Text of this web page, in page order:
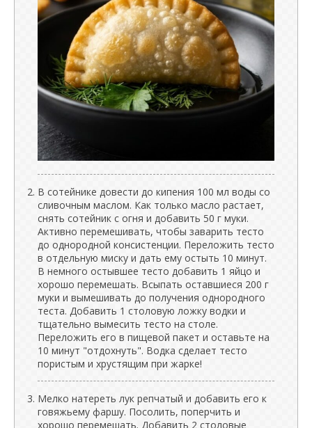
В сотейнике довести до кипения 100 мл воды со
сливочным маслом. Как только масло растает,
снять сотейник с огня и добавить 50 г муки.
Активно перемешивать, чтобы заварить тесто
до однородной консистенции. Переложить тесто
в отдельную миску и дать ему остыть 10 минут.
В немного остывшее тесто добавить 1 яйцо и
хорошо перемешать. Всыпать оставшиеся 200 г
муки и вымешивать до получения однородного
теста. Добавить 1 столовую ложку водки и
тщательно вымесить тесто на столе.
Переложить его в пищевой пакет и оставьте на
10 минут "отдохнуть". Водка сделает тесто
пористым и хрустящим при жарке!
Мелко натереть лук репчатый и добавить его к
говяжьему фаршу. Посолить, поперчить и
хорошо перемешать. Добавить 2 столовые